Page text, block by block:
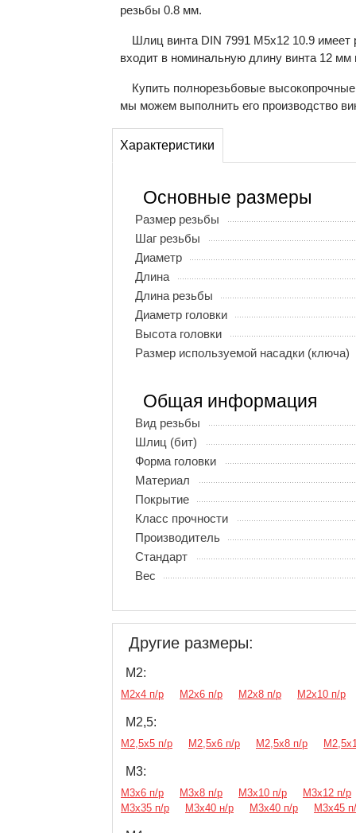
резьбы 0.8 мм.
Шлиц винта DIN 7991 М5х12 10.9 имеет
входит в номинальную длину винта 12
Купить полнорезьбовые
мы можем выполнить его производство
Характеристики
Основные размеры
Размер резьбы
Шаг резьбы
Диаметр
Длина
Длина резьбы
Диаметр головки
Высота головки
Размер используемой насадки (ключа)
Общая информация
Вид резьбы
Шлиц (бит)
Форма головки
Материал
Покрытие
Класс прочности
Производитель
Стандарт
Вес
Другие размеры:
М2:
М2х4 п/р М2х6 п/р М2х8 п/р М2х10 п/р
М2,5:
М2,5х5 п/р М2,5х6 п/р М2,5х8 п/р
М3:
М3х6 п/р М3х8 п/р М3х10 п/р
М3х12 п/р
М3х35 п/р
М3х40 н/р М3х40 п/р М3х45